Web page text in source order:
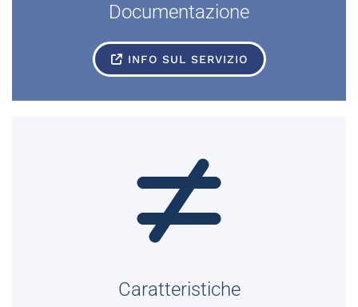
Documentazione
INFO SUL SERVIZIO
Caratteristiche